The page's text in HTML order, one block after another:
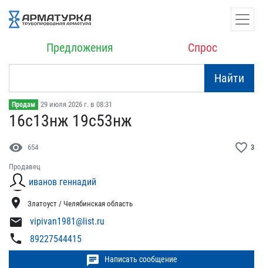
Предложения Спрос
Найти
Продам 29 июля 2026 г. в 08:31
16с13нж 19с53нж
visibility 654 favorite_border 3
Продавец
иванов геннадий
location_on Златоуст / Челябинская область
mail vipivan1981@list.ru
phone 89227544415
chat Написать сообщение